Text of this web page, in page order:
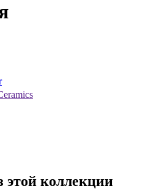
этой коллекции